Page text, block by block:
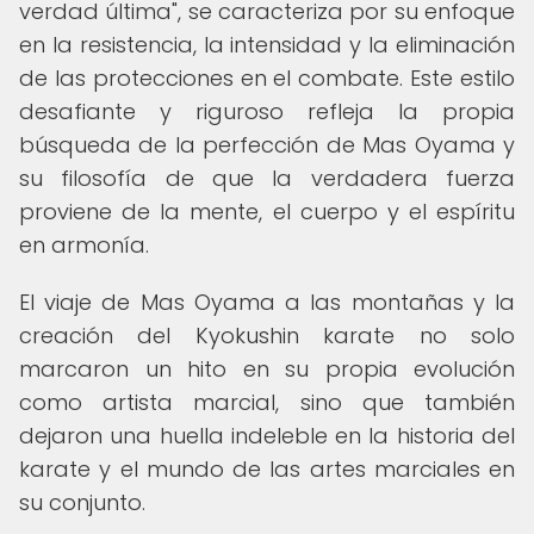
verdad última", se caracteriza por su enfoque
en la resistencia, la intensidad y la eliminación
de las protecciones en el combate. Este estilo
desafiante y riguroso refleja la propia
búsqueda de la perfección de Mas Oyama y
su filosofía de que la verdadera fuerza
proviene de la mente, el cuerpo y el espíritu
en armonía.
El viaje de Mas Oyama a las montañas y la
creación del Kyokushin karate no solo
marcaron un hito en su propia evolución
como artista marcial, sino que también
dejaron una huella indeleble en la historia del
karate y el mundo de las artes marciales en
su conjunto.